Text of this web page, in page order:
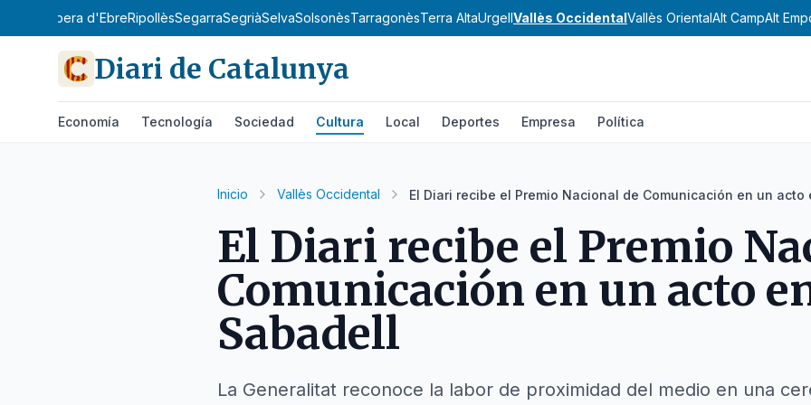
Ribera d'EbreRipollèsSegarraSegriàSelvaSolsonèsTarragonèsTerra AltaUrgellVallès OccidentalVallès OrientalAlt CampAlt
Diari de Catalunya
Economía Tecnología Sociedad Cultura Local Deportes Empresa Política
Inicio Vallès Occidental El Diari recibe el Premio Nacional de Comunicación en un acto
El Diari recibe el Premio
Comunicación en un acto
Sabadell
La Generalitat reconoce la labor de proximidad del medio en una